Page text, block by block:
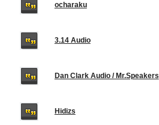
ocharaku
3.14 Audio
Dan Clark Audio / Mr.Speakers
Hidizs